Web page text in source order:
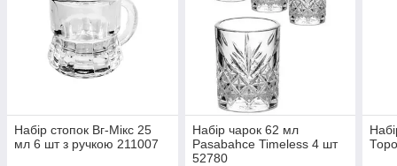
Набір стопок Вг-Мікс 25
мл 6 шт з ручкою 211007
Набір чарок 62 мл
Pasabahce Timeless 4 шт
52780